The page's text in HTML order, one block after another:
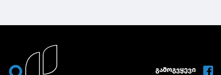
გამოგვყევი